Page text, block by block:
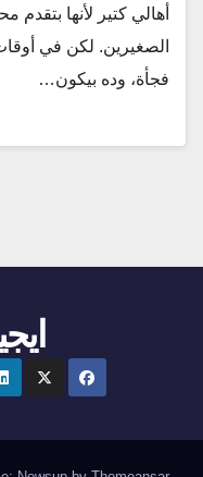
أهالي كتير لأنها
الصغيرين. لكن في
فجأة، وده بيكون…